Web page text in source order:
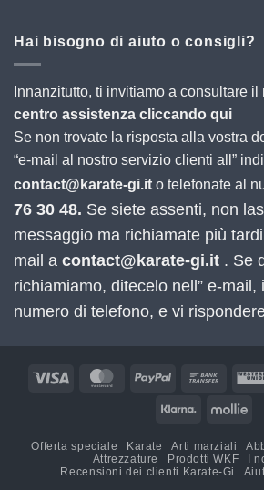
Hai bisogno di aiuto o consigli?
Innanzitutto, ti invitiamo a consultare il
centro assistenza cliccando qui
Se non trovate la risposta alla vostra
“e-mail al nostro servizio clienti all”
contact@karate-gi.it o telefonate al
76 30 48. Se siete assenti, non
messaggio ma richiamate più
mail a contact@karate-gi.it . Se
richiamiamo, ditecelo nell” e-
numero di telefono, e vi
Visa MasterCardPayPal
Klarna
Offerta speciale Karate Arti marziali
Attrezzature
Prodotti WKF
I
Recensioni dei clienti Karate-Gi